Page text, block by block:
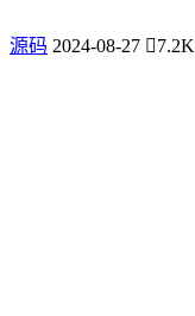
源码 2024-08-27 7.2K